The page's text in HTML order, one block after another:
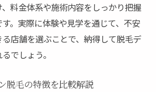
料金体系や施術内容をしっかり把握
。実際に体験や見学を通じて、不安
店舗を選ぶことで、納得して脱毛デ
でしょう。
脱毛の特徴を比較解説